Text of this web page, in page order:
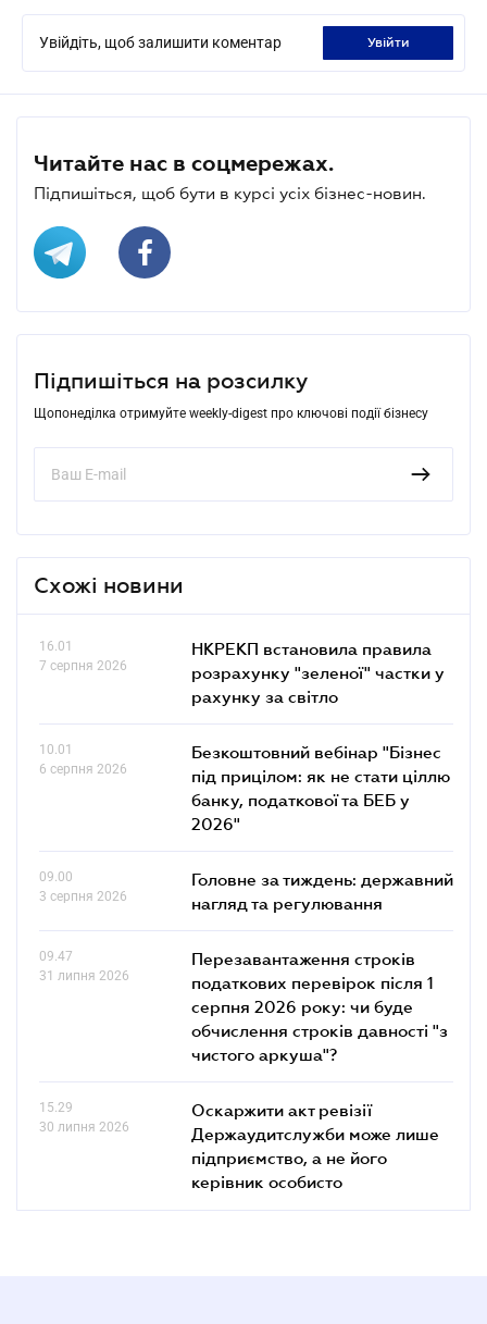
Увійдіть, щоб залишити коментар увійти
Читайте нас в соцмережах.
Підпишіться, щоб бути в курсі усіх бізнес-новин.
Підпишіться на розсилку
Щопонеділка отримуйте weekly-digest про ключові події бізнесу
Схожі новини
16.01
7 серпня 2026
НКРЕКП встановила правила
розрахунку "зеленої" частки у
рахунку за світло
10.01
6 серпня 2026
Безкоштовний вебінар "Бізнес
під прицілом: як не стати ціллю
банку, податкової та БЕБ у
2026"
09.00
3 серпня 2026
Головне за тиждень: державний
нагляд та регулювання
09.47
31 липня 2026
Перезавантаження строків
податкових перевірок після 1
серпня 2026 року: чи буде
обчислення строків давності "з
чистого аркуша"?
15.29
30 липня 2026
Оскаржити акт ревізії
Держаудитслужби може лише
підприємство, а не його
керівник особисто